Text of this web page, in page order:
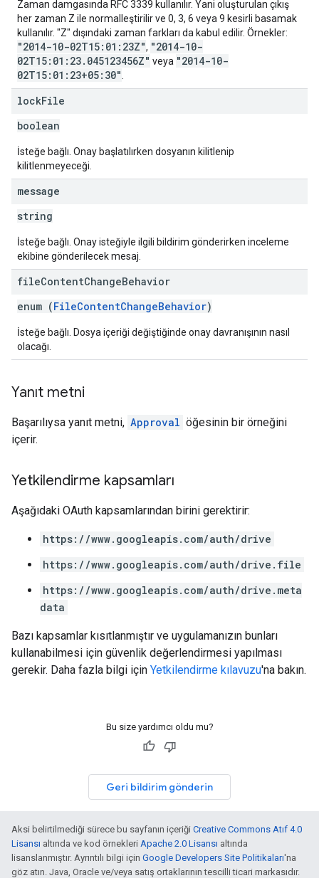
Zaman damgasında RFC 3339 kullanılır. Yani oluşturulan çıkış
her zaman Z ile normalleştirilir ve 0, 3, 6 veya 9 kesirli basamak
kullanılır. "Z" dışındaki zaman farkları da kabul edilir. Örnekler:
"2014-10-02T15:01:23Z", "2014-10-
02T15:01:23.045123456Z" veya "2014-10-
02T15:01:23+05:30"
lockFile
boolean
İsteğe bağlı. Onay başlatılırken dosyanın kilitlenip
kilitlenmeyeceği.
message
string
İsteğe bağlı. Onay isteğiyle ilgili bildirim gönderirken inceleme
ekibine gönderilecek mesaj.
fileContentChangeBehavior
enum (FileContentChangeBehavior)
İsteğe bağlı. Dosya içeriği değiştiğinde onay davranışının nasıl
olacağı.
Yanıt metni
Başarılıysa yanıt metni, Approval öğesinin bir örneğini
içerir.
Yetkilendirme kapsamları
Aşağıdaki OAuth kapsamlarından birini gerektirir:
https://www.googleapis.com/auth/drive
https://www.googleapis.com/auth/drive.file
https://www.googleapis.com/auth/drive.meta
data
Bazı kapsamlar kısıtlanmıştır ve uygulamanızın bunları
kullanabilmesi için güvenlik değerlendirmesi yapılması
gerekir. Daha fazla bilgi için Yetkilendirme kılavuzu'na bakın.
Bu size yardımcı oldu mu?
Geri bildirim gönderin
Aksi belirtilmediği sürece bu sayfanın içeriği Creative Commons Atıf 4.0
Lisansı altında ve kod örnekleri Apache 2.0 Lisansı altında
lisanslanmıştır. Ayrıntılı bilgi için Google Developers Site Politikaları'na
göz atın. Java, Oracle ve/veya satış ortaklarının tescilli ticari markasıdır.